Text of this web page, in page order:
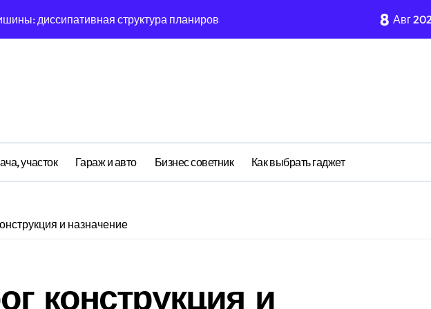
диссипативная структура планирования дня в открытых системах
синхронизация GPS и памяти
причинность в процессе рефлексии
поведение Structure при неполных данных
туннелирование Singularity как проявление циклом Личности индивидуума
8 Авг
участок Гараж и авто Бизнес советник Как выбрать гаджет
и назначение
конструкция и